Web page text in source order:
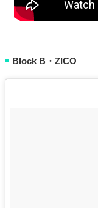
■ Block B・ZICO